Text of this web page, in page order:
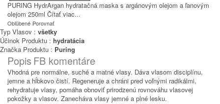
PURING HydrArgan hydratačná maska s argánovým olejom a ľanovým
olejom 250ml Čítať viac...
Obľúbené Porovnať
Typ Vlasov : všetky
Účinok Produktu : hydratácia
Značka Produktu : Puring
Popis FB komentáre
Vhodná pre normálne, suché a matné vlasy. Dáva vlasom disciplínu,
jemne a hĺbkovo čistí. Regeneruje a chráni pred voľnými radikálmi,
rehydratuje vlasy, pomáha obnoviť prirodzenú rovnováhu vlasovej
pokožky a vlasov. Zanecháva vlasy jemné a plné lesku.